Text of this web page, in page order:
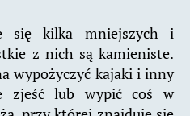
się kilka mniejszych i
z nich są kamieniste.
wypożyczyć kajaki i inny
zjeść lub wypić coś w